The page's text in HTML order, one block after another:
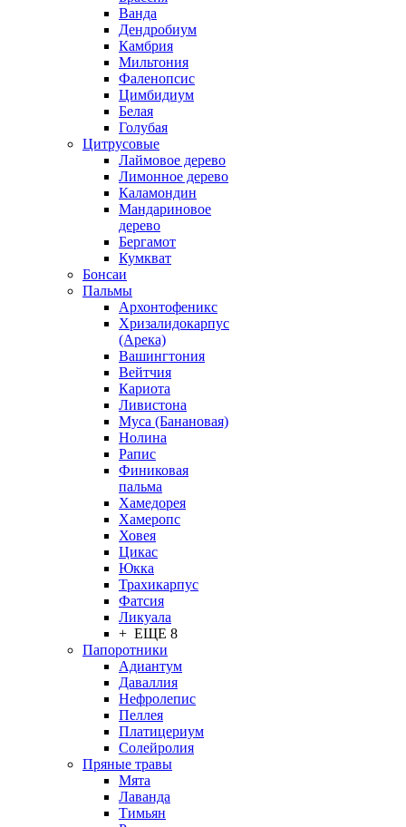
Ванда
Дендробиум
Камбрия
Мильтония
Фаленопсис
Цимбидиум
Белая
Голубая
Цитрусовые
Лаймовое дерево
Лимонное дерево
Каламондин
Мандариновое
дерево
Бергамот
Кумкват
Бонсаи
Пальмы
Архонтофеникс
Хризалидокарпус
(Арека)
Вашингтония
Вейтчия
Кариота
Ливистона
Муса (Банановая)
Нолина
Рапис
Финиковая
пальма
Хамедорея
Хамеропс
Ховея
Цикас
Юкка
Трахикарпус
Фатсия
Ликуала
+ ЕЩЕ 8
Папоротники
Адиантум
Даваллия
Нефролепис
Пеллея
Платицериум
Солейролия
Пряные травы
Мята
Лаванда
Тимьян